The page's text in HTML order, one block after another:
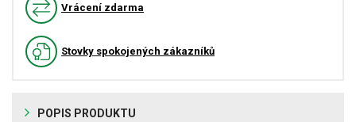
Vrácení zdarma
Stovky spokojených zákazníků
POPIS PRODUKTU